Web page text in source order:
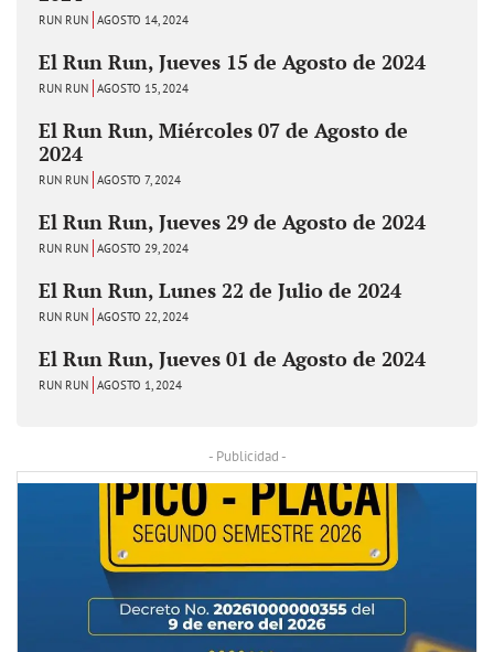
RUN RUN AGOSTO 14, 2024
El Run Run, Jueves 15 de Agosto de 2024
RUN RUN AGOSTO 15, 2024
El Run Run, Miércoles 07 de Agosto de
2024
RUN RUN AGOSTO 7, 2024
El Run Run, Jueves 29 de Agosto de 2024
RUN RUN AGOSTO 29, 2024
El Run Run, Lunes 22 de Julio de 2024
RUN RUN AGOSTO 22, 2024
El Run Run, Jueves 01 de Agosto de 2024
RUN RUN AGOSTO 1, 2024
- Publicidad -